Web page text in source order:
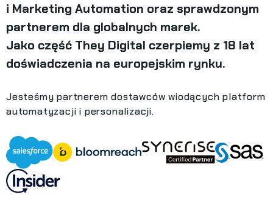
i Marketing Automation oraz sprawdzonym
partnerem dla globalnych marek.
Jako część They Digital czerpiemy z 18 lat
doświadczenia na europejskim rynku.
Jesteśmy partnerem dostawców wiodących platform
automatyzacji i personalizacji.